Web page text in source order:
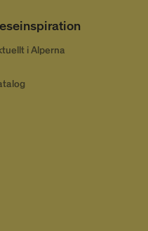
i Alperna
Inc.